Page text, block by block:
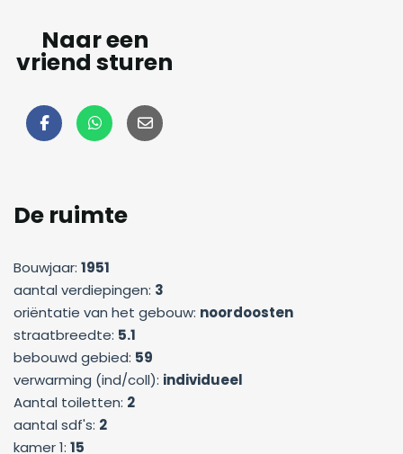
Naar een
vriend sturen
De ruimte
Bouwjaar: 1951
aantal verdiepingen: 3
oriëntatie van het gebouw: noordoosten
straatbreedte: 5.1
bebouwd gebied: 59
verwarming (ind/coll): individueel
Aantal toiletten: 2
aantal sdf's: 2
kamer 1: 15